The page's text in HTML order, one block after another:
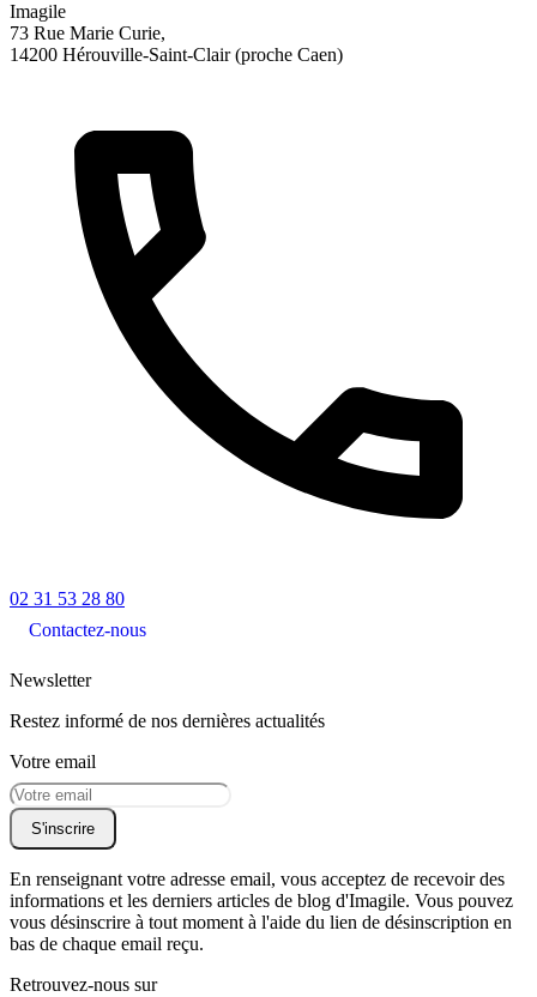
Imagile
73 Rue Marie Curie,
14200 Hérouville-Saint-Clair (proche Caen)
02 31 53 28 80
Contactez-nous
Newsletter
Restez informé de nos dernières actualités
Votre email
S'inscrire
En renseignant votre adresse email, vous acceptez de recevoir des
informations et les derniers articles de blog d'Imagile. Vous pouvez
vous désinscrire à tout moment à l'aide du lien de désinscription en
bas de chaque email reçu.
Retrouvez-nous sur